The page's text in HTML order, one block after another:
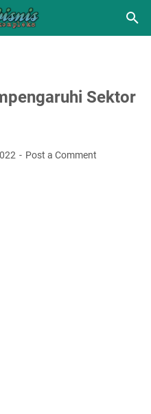
Sektor
Post a Comment